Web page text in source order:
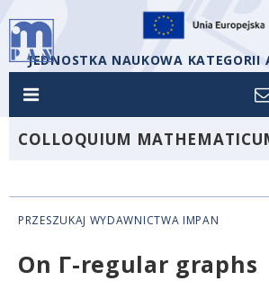
JEDNOSTKA NAUKOWA KATEGORII
COLLOQUIUM
PRZESZUKAJ WYDAWNICTWA IMPAN
On Γ-regular graphs